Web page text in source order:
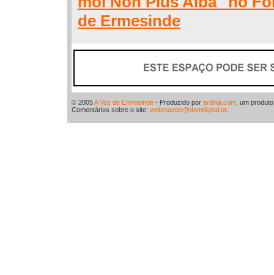
de Ermesinde
© 2005A Voz de Ermesinde - Produzido por ardina.com , um
Comentários sobre o site: webmaster@domdigital.pt